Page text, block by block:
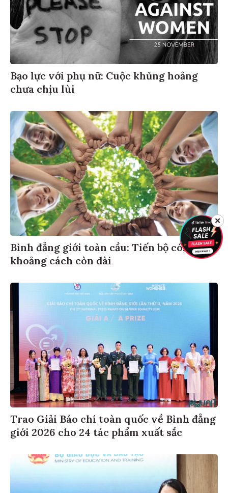
Bạo lực với phụ nữ: Cuộc khủng hoảng
chưa chịu lùi
Bình đẳng giới toàn cầu: Tiến bộ có,
khoảng cách còn dài
Trao Giải Báo chí toàn quốc về Bình đẳng
giới 2026 cho 24 tác phẩm xuất sắc
✕